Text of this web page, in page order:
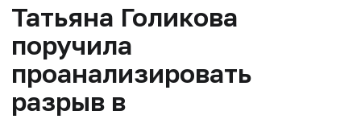
Татьяна Голикова
поручила
проанализировать
разрыв в